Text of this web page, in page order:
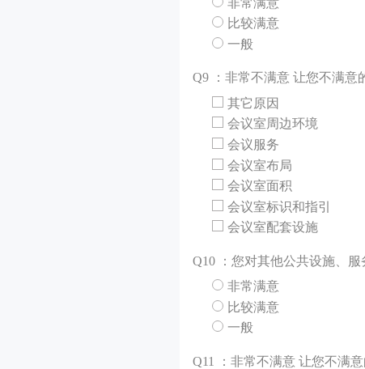
比较满意
一般
Q9 ：非常不满意 让您不满意
其它原因
会议室周边环境
会议服务
会议室布局
会议室面积
会议室标识和指引
会议室配套设施
Q10 ：您对其他公共设施、
非常满意
比较满意
一般
Q11 ：非常不满意 让您不满